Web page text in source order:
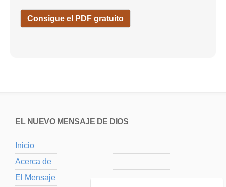
EL NUEVO MENSAJE DE DIOS
Inicio
Acerca de
El Mensaje